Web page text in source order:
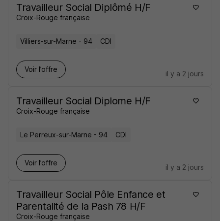
Travailleur Social Diplômé H/F
Croix-Rouge française
Villiers-sur-Marne - 94 CDI
Voir l’offre
il y a 2 jours
Travailleur Social Diplome H/F
Croix-Rouge française
Le Perreux-sur-Marne - 94 CDI
Voir l’offre
il y a 2 jours
Travailleur Social Pôle Enfance et
Parentalité de la Pash 78 H/F
Croix-Rouge française